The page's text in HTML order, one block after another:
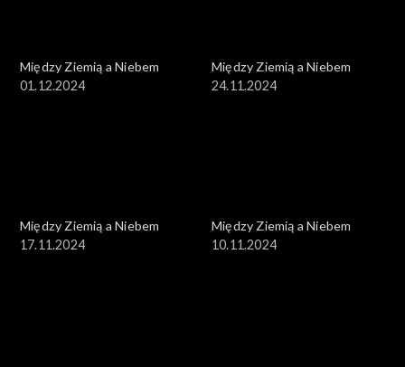
Między Ziemią a Niebem
01.12.2024
Między Ziemią a Niebem
24.11.2024
Między Ziemią a Niebem
17.11.2024
Między Ziemią a Niebem
10.11.2024